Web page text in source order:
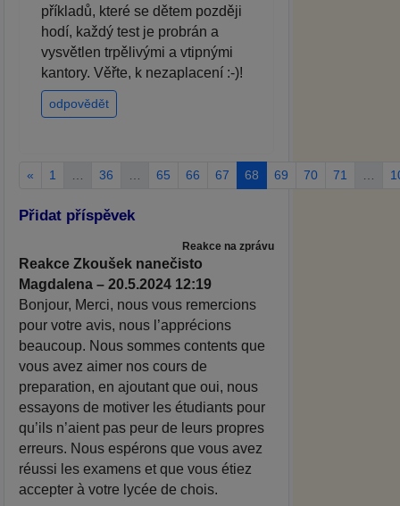
příkladů, které se dětem později
hodí, každý test je probrán a
vysvětlen trpělivými a vtipnými
kantory. Věřte, k nezaplacení :-)!
odpovědět
« 1 36 65 66 67 68 69 70 71
Přidat příspěvek
Reakce na zprávu
Reakce Zkoušek nanečisto
Magdalena – 20.5.2024 12:19
Bonjour, Merci, nous vous remercions
pour votre avis, nous l’apprécions
beaucoup. Nous sommes contents que
vous avez aimer nos cours de
preparation, en ajoutant que oui, nous
essayons de motiver les étudiants pour
qu’ils n’aient pas peur de leurs propres
erreurs. Nous espérons que vous avez
réussi les examens et que vous étiez
accepter à votre lycée de chois.